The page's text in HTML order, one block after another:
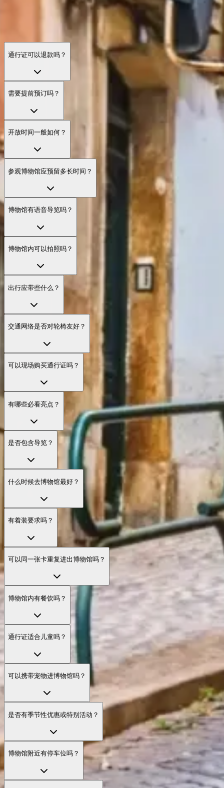
通行证可以退款吗？
需要提前预订吗？
开放时间一般如何？
参观博物馆应预留多长时间？
博物馆有语音导览吗？
博物馆内可以拍照吗？
出行应带些什么？
交通网络是否对轮椅友好？
可以现场购买通行证吗？
有哪些必看亮点？
是否包含导览？
什么时候去博物馆最好？
有着装要求吗？
可以同一张卡重复进出博物馆吗？
博物馆内有餐饮吗？
通行证适合儿童吗？
可以携带宠物进博物馆吗？
是否有季节性优惠或特别活动？
博物馆附近有停车位吗？